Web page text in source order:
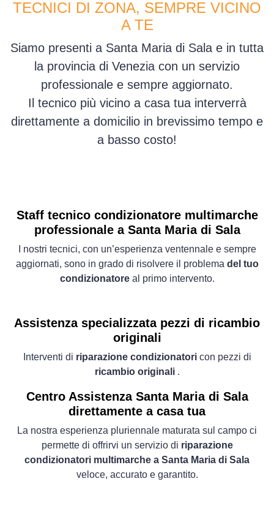
TECNICI DI ZONA, SEMPRE VICINO
A TE
Siamo presenti a Santa Maria di Sala e in tutta
la provincia di Venezia con un servizio
professionale e sempre aggiornato.
Il tecnico più vicino a casa tua interverrà
direttamente a domicilio in brevissimo tempo e
a basso costo!
Staff tecnico condizionatore multimarche
professionale a Santa Maria di Sala
I nostri tecnici, con un’esperienza ventennale e sempre
aggiornati, sono in grado di risolvere il problema del tuo
condizionatore al primo intervento.
Assistenza specializzata pezzi di ricambio
originali
Interventi di riparazione condizionatoricon pezzi di
ricambio originali .
Centro Assistenza Santa Maria di Sala
direttamente a casa tua
La nostra esperienza pluriennale maturata sul campo ci
permette di offrirvi un servizio di riparazione
condizionatori multimarche a Santa Maria di Sala
veloce, accurato e garantito.